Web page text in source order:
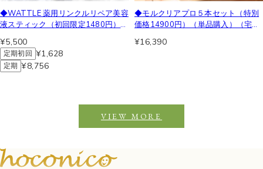
◆WATTLE 薬用リンクルリペア美容
液スティック（初回限定1480円）
¥5,500
定期初回 ¥1,628
定期 ¥8,756
◆モルクリアプロ５本セット（特別
価格14900円）（単品購入）（宅配
¥16,390
VIEW MORE